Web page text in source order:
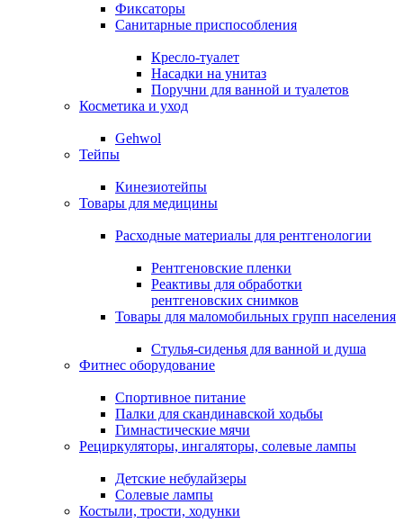
Фиксаторы
Санитарные приспособления
Кресло-туалет
Насадки на унитаз
Поручни для ванной и туалетов
Косметика и уход
Gehwol
Тейпы
Кинезиотейпы
Товары для медицины
Расходные материалы для рентгенологии
Рентгеновские пленки
Реактивы для обработки
рентгеновских снимков
Товары для маломобильных групп населения
Стулья-сиденья для ванной и душа
Фитнес оборудование
Спортивное питание
Палки для скандинавской ходьбы
Гимнастические мячи
Рециркуляторы, ингаляторы, солевые лампы
Детские небулайзеры
Солевые лампы
Костыли, трости, ходунки